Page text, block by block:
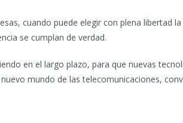
cuando puede elegir con plena libertad
se cumplan de verdad.
en el largo plazo, para que nuevas
mundo de las telecomunicaciones,